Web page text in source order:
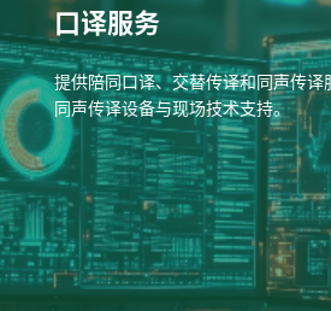
口译服务
提供陪同口译、交替传译和同声传译
同声传译设备与现场技术支持。